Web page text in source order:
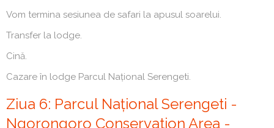
Vom termina sesiunea de safari la apusul soarelui.
Transfer la lodge.
Cină.
Cazare în lodge Parcul Național Serengeti.
Ziua 6: Parcul Național Serengeti -
Ngorongoro Conservation Area -